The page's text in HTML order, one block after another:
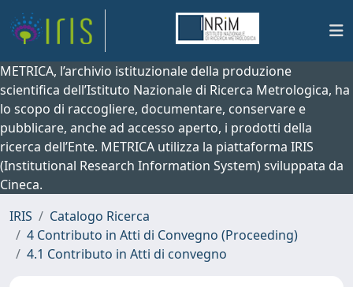
METRICA, l’archivio istituzionale della produzione
scientifica dell’Istituto Nazionale di Ricerca Metrologica, ha
lo scopo di raccogliere, documentare, conservare e
pubblicare, anche ad accesso aperto, i prodotti della
ricerca dell’Ente. METRICA utilizza la piattaforma IRIS
(Institutional Research Information System) sviluppata da
Cineca.
IRIS
Catalogo Ricerca
4 Contributo in Atti di Convegno (Proceeding)
4.1 Contributo in Atti di convegno